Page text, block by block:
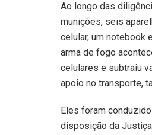
Ao longo das
munições, seis
celular, um notebook
arma de fogo
celulares e subtraiu
apoio no transporte,
Eles foram
disposição da